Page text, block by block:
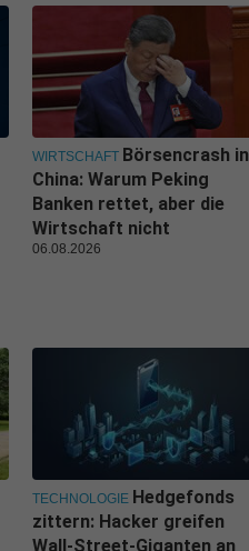
WIRTSCHAFT Börsencrash in
China: Warum Peking
Banken rettet, aber die
Wirtschaft nicht
06.08.2026
TECHNOLOGIE Hedgefonds
zittern: Hacker greifen
Wall-Street-Giganten an